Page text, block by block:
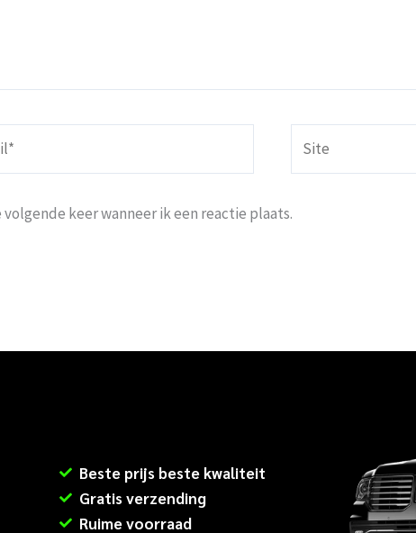
keer wanneer ik een reactie plaats.
Beste prijs beste kwaliteit
Gratis verzending
Ruime voorraad